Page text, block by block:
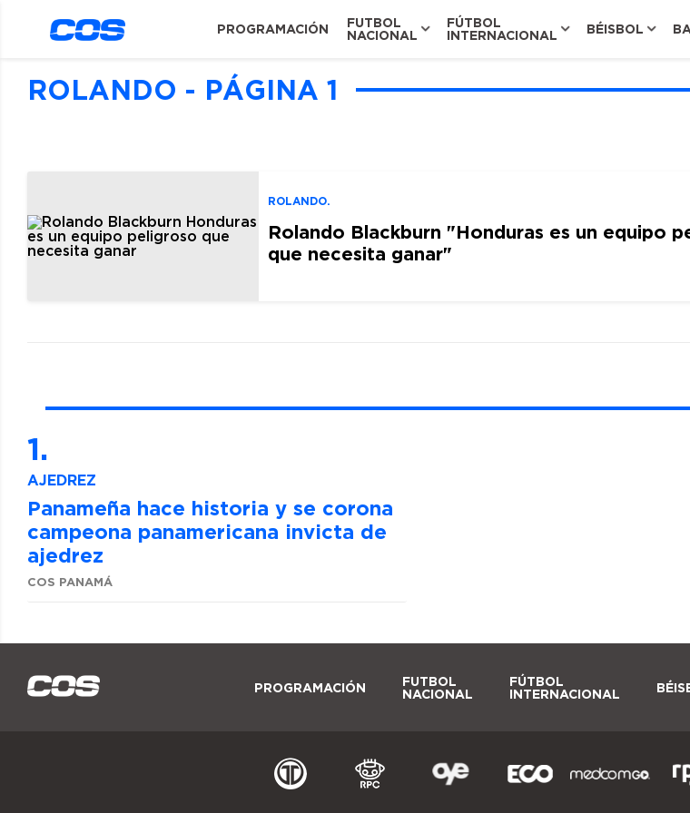
PROGRAMACIÓN
FUTBOL
NACIONAL
FÚTBOL
INTERNACIONAL
BÉISBOL
ROLANDO - PÁGINA 1
ROLANDO.
Rolando Blackburn "Honduras es un equipo
que necesita ganar"
AJEDREZ
Panameña hace historia y se corona
campeona panamericana invicta de
ajedrez
COS PANAMÁ
PROGRAMACIÓN
FUTBOL
NACIONAL
FÚTBOL
INTERNACIONAL